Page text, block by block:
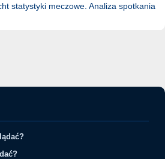
statystyki meczowe. Analiza spotkania